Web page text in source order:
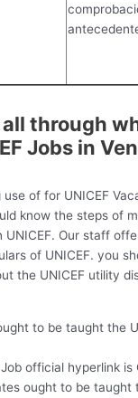
through
Jobs in
of for UNICEF
know the steps of
UNICEF. Our staff
of UNICEF. you
the UNICEF utility
to be taught the
official hyperlink is
ought to be taught